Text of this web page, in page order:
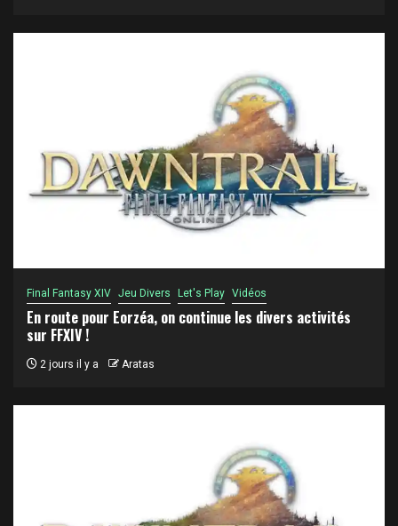
Final Fantasy XIV Jeu Divers Let's Play Vidéos
En route pour Eorzéa, on continue les divers activités
sur FFXIV !
2 jours il y a Aratas